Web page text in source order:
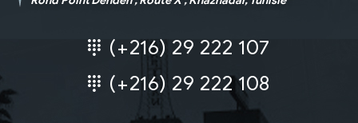
(+216) 29 222 107
(+216) 29 222 108